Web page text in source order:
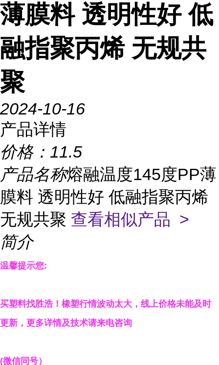
薄膜料 透明性好 低
融指聚丙烯 无规共
聚
2024-10-16
产品详情
价格： 11.5
产品名称熔融温度145度PP薄
膜料 透明性好 低融指聚丙烯
无规共聚 查看相似产品 >
简介
温馨提示您:
买塑料找胜浩！ 橡塑行情波动太大，线上价格未能及时
更新， 更多详情及技术请来电咨询
(微信同号）